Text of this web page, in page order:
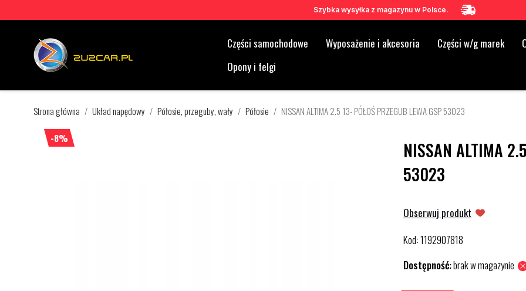
Szybka wysyłka z magazynu w Polsce.
Części samochodowe Wyposażenie i akcesoria Części w/g marek
Opony i felgi
Strona główna Układ napędowy Półosie, przeguby, wały Półosie NISSAN ALTIMA 2.5 13- PÓŁOŚ PRZEGUB LEWA GSP 53023
-8%
NISSAN ALTIMA
53023
Obserwuj produkt
Kod:1192907818
Dostępność:brak w magazynie